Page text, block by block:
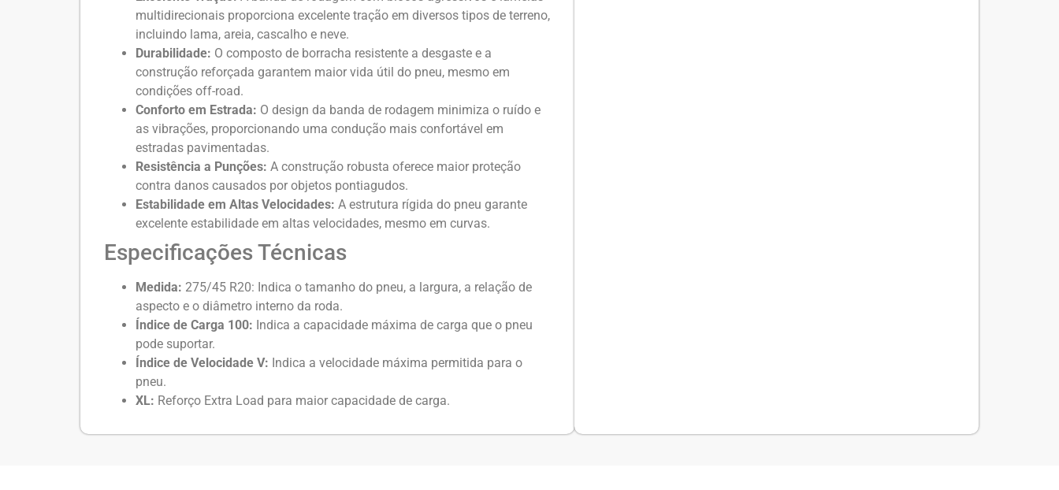
multidirecionais proporciona excelente tração em diversos tipos de terreno,
incluindo lama, areia, cascalho e neve.
Durabilidade: O composto de borracha resistente a desgaste e a
construção reforçada garantem maior vida útil do pneu, mesmo em
condições off-road.
Conforto em Estrada: O design da banda de rodagem minimiza o ruído e
as vibrações, proporcionando uma condução mais confortável em
estradas pavimentadas.
Resistência a Punções: A construção robusta oferece maior proteção
contra danos causados por objetos pontiagudos.
Estabilidade em Altas Velocidades: A estrutura rígida do pneu garante
excelente estabilidade em altas velocidades, mesmo em curvas.
Especificações Técnicas
Medida: 275/45 R20: Indica o tamanho do pneu, a largura, a relação de
aspecto e o diâmetro interno da roda.
Índice de Carga 100: Indica a capacidade máxima de carga que o pneu
pode suportar.
Índice de Velocidade V: Indica a velocidade máxima permitida para o
pneu.
XL: Reforço Extra Load para maior capacidade de carga.